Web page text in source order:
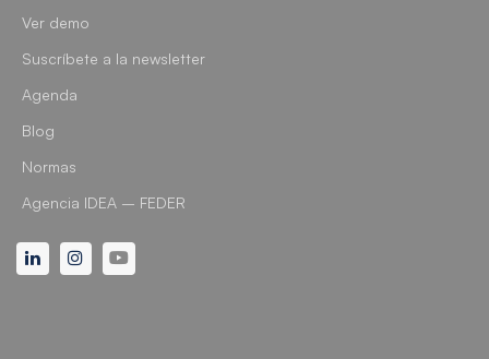
Ver demo
Suscríbete a la newsletter
Agenda
Blog
Normas
Agencia IDEA – FEDER
LinkedinInstagramYoutube